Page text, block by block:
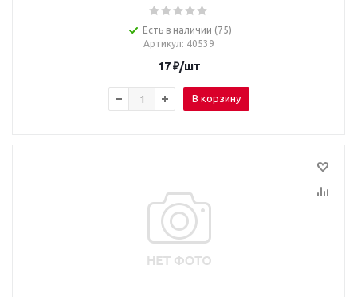
Есть в наличии (75)
Артикул: 40539
17₽/шт
В корзину